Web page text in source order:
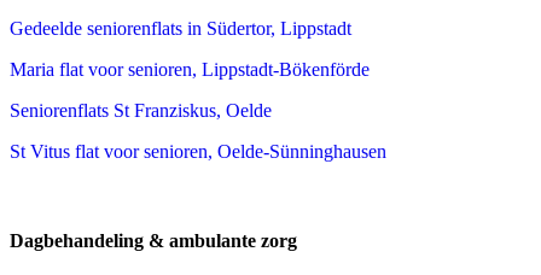
Gedeelde seniorenflats in Südertor, Lippstadt
Maria flat voor senioren, Lippstadt-Bökenförde
Seniorenflats St Franziskus, Oelde
St Vitus flat voor senioren, Oelde-Sünninghausen
Dagbehandeling & ambulante zorg